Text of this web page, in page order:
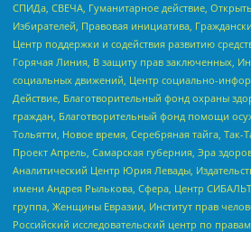
СПИДа, СВЕЧА, Гуманитарное действие,
Избирателей, Правовая инициатива,
Центр поддержки и содействия развитию
Горячая Линия, В защиту прав заключенных,
социальных движений, Центр социально-
Действие, Благотворительный фонд охраны
граждан, Благотворительный фонд помощи
Тольятти, Новое время, Серебряная тайга, Так-
Проект Апрель, Самарская губерния, Эра
Аналитический Центр Юрия Левады,
имени Андрея Рылькова, Сфера, Центр
группа, Женщины Евразии, Институт прав
Российский исследовательский центр по